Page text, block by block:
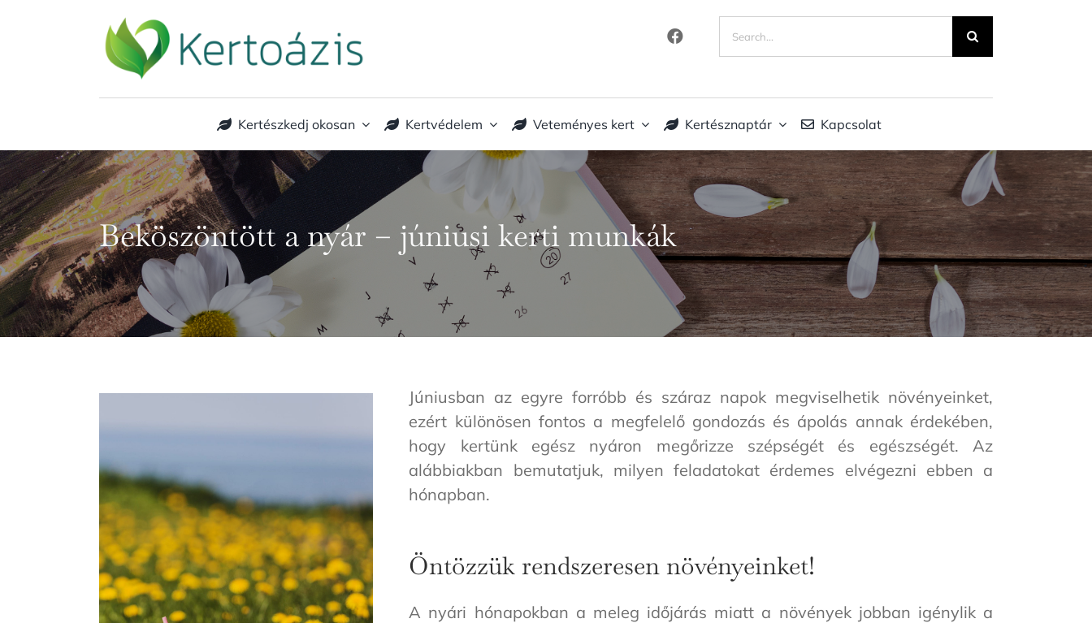
Kertészkedj okosan Kertvédelem Veteményes kert Kertésznaptár Kapcsolat
Beköszöntött a nyár – júniusi kerti munkák
Júniusban az egyre forróbb és száraz napok megviselhetik növényeinket,
ezért különösen fontos a megfelelő gondozás és ápolás annak érdekében,
hogy kertünk egész nyáron megőrizze szépségét és egészségét. Az
alábbiakban bemutatjuk, milyen feladatokat érdemes elvégezni ebben a
hónapban.
Öntözzük rendszeresen növényeinket!
A nyári hónapokban a meleg időjárás miatt a növények jobban igénylik a